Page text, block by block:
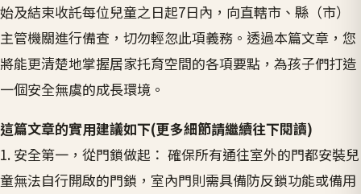
始及結束收託每位兒童之日起7日內，向直轄市、縣（市）
主管機關進行備查，切勿輕忽此項義務。透過本篇文章，您
將能更清楚地掌握居家托育空間的各項要點，為孩子們打造
一個安全無虞的成長環境。
這篇文章的實用建議如下(更多細節請繼續往下閱讀)
1. 安全第一，從門鎖做起： 確保所有通往室外的門都安裝兒
童無法自行開啟的門鎖，室內門則需具備防反鎖功能或備用